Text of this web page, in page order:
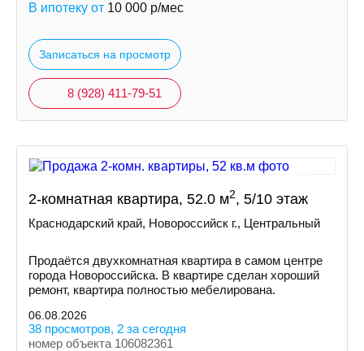
В ипотеку от 10 000 р/мес
Записаться на просмотр
8 (928) 411-79-51
2-комнатная квартира, 52.0 м2, 5/10 этаж
Краснодарский край, Новороссийск г., Центральный
Продаётся двухкомнатная квартира в самом центре
города Новороссийска. В квартире сделан хороший
ремонт, квартира полностью мебелирована.
06.08.2026
38 просмотров, 2 за сегодня
номер объекта 106082361